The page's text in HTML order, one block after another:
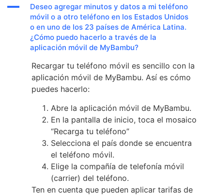
A
Deseo agregar minutos y datos a mi teléfono
móvil o a otro teléfono en los Estados Unidos
o en uno de los 23 países de América Latina.
¿Cómo puedo hacerlo a través de la
aplicación móvil de MyBambu?
Recargar tu teléfono móvil es sencillo con la
aplicación móvil de MyBambu. Así es cómo
puedes hacerlo:
Abre la aplicación móvil de MyBambu.
En la pantalla de inicio, toca el mosaico
“Recarga tu teléfono”
Selecciona el país donde se encuentra
el teléfono móvil.
Elige la compañía de telefonía móvil
(carrier) del teléfono.
Ten en cuenta que pueden aplicar tarifas de